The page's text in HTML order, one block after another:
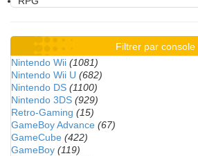
Filtrer par console
Nintendo Wii (1081)
Nintendo Wii U (682)
Nintendo DS (1100)
Nintendo 3DS (929)
Retro-Gaming (15)
GameBoy Advance (67)
GameCube (422)
GameBoy (119)